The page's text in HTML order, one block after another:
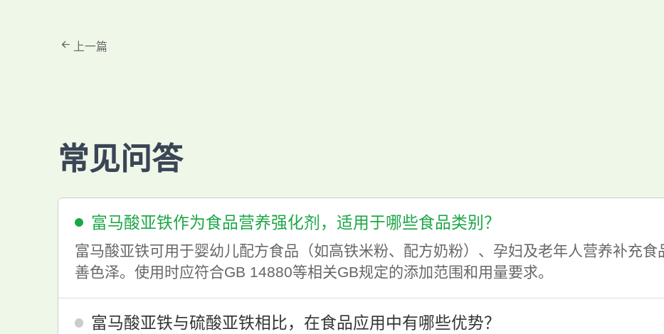
上一篇
常见问答
富马酸亚铁作为食品营养强化剂，适用于哪些食品类别？
富马酸亚铁可用于婴幼儿配方食品（如高铁米粉、配方奶粉）、孕妇及老年人营养补充
善色泽。使用时应符合GB 14880等相关GB规定的添加范围和用量要求。
富马酸亚铁与硫酸亚铁相比，在食品应用中有哪些优势？